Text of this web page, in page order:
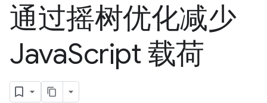
通过摇树优化减少
JavaScript 载荷